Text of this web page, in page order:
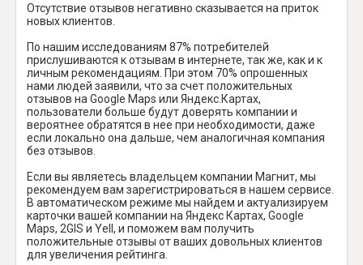
Отсутствие отзывов негативно сказывается на приток
новых клиентов.
По нашим исследованиям 87% потребителей
прислушиваются к отзывам в интернете, так же, как и к
личным рекомендациям. При этом 70% опрошенных
нами людей заявили, что за счет положительных
отзывов на Google Maps или Яндекс.Картах,
пользователи больше будут доверять компании и
вероятнее обратятся в нее при необходимости, даже
если локально она дальше, чем аналогичная компания
без отзывов.
Если вы являетесь владельцем компании Магнит, мы
рекомендуем вам зарегистрироваться в нашем сервисе.
В автоматическом режиме мы найдем и актуализируем
карточки вашей компании на Яндекс Картах, Google
Maps, 2GIS и Yell, и поможем вам получить
положительные отзывы от ваших довольных клиентов
для увеличения рейтинга.